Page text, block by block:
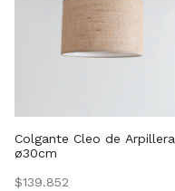
Colgante Cleo de Arpillera
ø30cm
$139.852